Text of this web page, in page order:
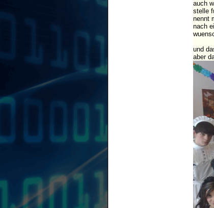
auch
stelle
nennt
nach
und
aber